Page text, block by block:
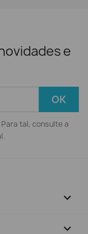
e
tal, consulte a

